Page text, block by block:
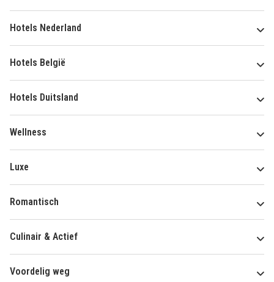
Hotels Nederland
Hotels België
Hotels Duitsland
Wellness
Luxe
Romantisch
Culinair & Actief
Voordelig weg